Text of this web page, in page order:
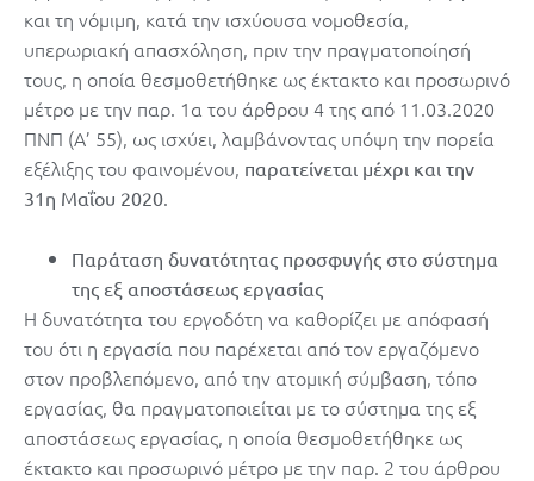
και τη νόμιμη, κατά την ισχύουσα νομοθεσία,
υπερωριακή απασχόληση, πριν την πραγματοποίησή
τους, η οποία θεσμοθετήθηκε ως έκτακτο και προσωρινό
μέτρο με την παρ. 1α του άρθρου 4 της από 11.03.2020
ΠΝΠ (Α’ 55), ως ισχύει, λαμβάνοντας υπόψη την πορεία
εξέλιξης του φαινομένου, παρατείνεται μέχρι και την
31η Μαΐου 2020.
Παράταση δυνατότητας προσφυγής στο σύστημα
της εξ αποστάσεως εργασίας
Η δυνατότητα του εργοδότη να καθορίζει με απόφασή
του ότι η εργασία που παρέχεται από τον εργαζόμενο
στον προβλεπόμενο, από την ατομική σύμβαση, τόπο
εργασίας, θα πραγματοποιείται με το σύστημα της εξ
αποστάσεως εργασίας, η οποία θεσμοθετήθηκε ως
έκτακτο και προσωρινό μέτρο με την παρ. 2 του άρθρου